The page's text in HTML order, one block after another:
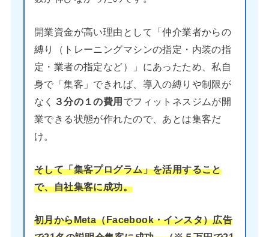
開業資金が高い理由として「仲介業者からの
縛り（トレーニングマシンの指定・内装の指
定・業者の指定など）」にあったため、私自
身で「集客」できれば、導入の縛りや制限が
なく
３分の１の費用 でフィットネスジムが開
業できる状態が作れたので、あとは集客だ
け。
そして「集客プログラム」を活用すること
で、自社集客に成功。
初月からMeta（Facebook・インスタ）広告